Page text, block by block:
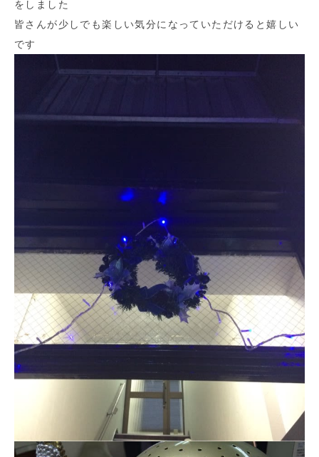
をしました
皆さんが少しでも楽しい気分になっていただけると嬉しい
です